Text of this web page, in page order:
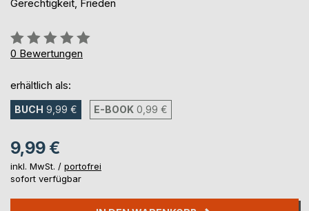
Gerechtigkeit, Frieden
Bewertung::
0%
0 Bewertungen
erhältlich als:
BUCH 9,99 € E-BOOK 0,99 €
9,99 €
inkl. MwSt. / portofrei
sofort verfügbar